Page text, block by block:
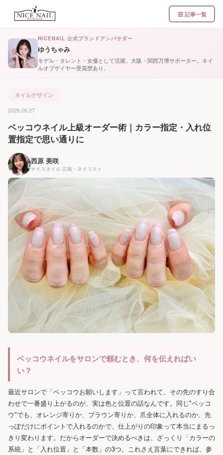
☰ 記事一覧
NICENAIL 公式ブランドアンバサダー
ゆうちゃみ
モデル・タレント・女優として活躍。大阪・関西万博サポーター。ネイ
ルオブザイヤー受賞歴あり。
ネイルデザイン
2026.06.27
ベッコウネイル上級オーダー術｜カラー指定・入れ位
置指定で思い通りに
西原 美咲
ナイスネイル 広報・ネイリスト
ベッコウネイルをサロンで頼むとき、何を伝えればい
い？
最近サロンで「ベッコウお願いします」って言われて、その先のすり合
わせで一番盛り上がるのが、実は色と位置の話なんです。同じ"ベッコ
ウ"でも、オレンジ寄りか、ブラウン寄りか、爪全体に入れるのか、先
っぽだけにポイントで入れるのかで、仕上がりの印象って本当にまるっ
きり変わります。だからオーダーで決めるべきは、ざっくり「カラーの
系統」と「入れ位置」と「本数」の3つ。これさえ言葉にできれば、参